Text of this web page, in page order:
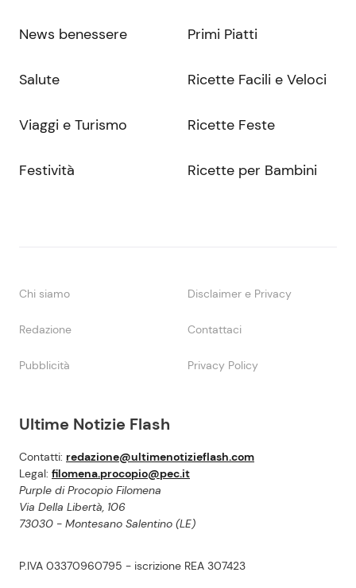
Ultime Notizie Flash
Contatti: redazione@ultimenotizieflash.com
Legal: filomena.procopio@pec.it
Purple di Procopio Filomena
Via Della Libertà, 106
73030 - Montesano Salentino (LE)
P.IVA 03370960795 - iscrizione REA 307423
News benessere
Salute
Viaggi e Turismo
Festività
Primi Piatti
Ricette Facili e Veloci
Ricette Feste
Ricette per Bambini
Chi siamo Disclaimer e Privacy
Redazione Contattaci
Pubblicità Privacy Policy